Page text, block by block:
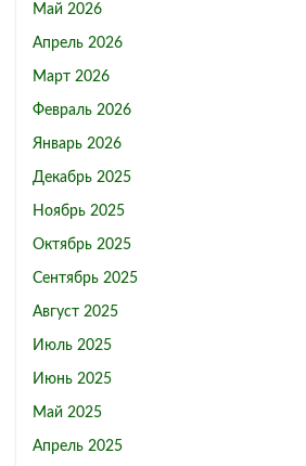
Май 2026
Апрель 2026
Март 2026
Февраль 2026
Январь 2026
Декабрь 2025
Ноябрь 2025
Октябрь 2025
Сентябрь 2025
Август 2025
Июль 2025
Июнь 2025
Май 2025
Апрель 2025